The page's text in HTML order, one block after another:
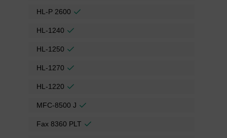
HL-P 2600
HL-1240
HL-1250
HL-1270
HL-1220
MFC-8500 J
Fax 8360 PLT